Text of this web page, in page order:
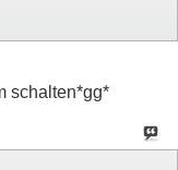
schalten*gg*